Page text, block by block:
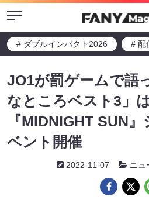
Menu
# ダブルインパクト2026 # 配
JO1が罰ゲームで語
なところベスト3」
『MIDNIGHT SUN
ベント開催
2022-11-07 ニュ